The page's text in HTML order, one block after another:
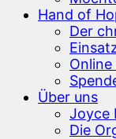
Hand of
Der
Über uns
Joyce
Die